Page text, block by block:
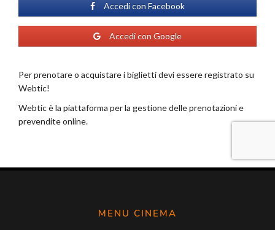
MENU CINEMA